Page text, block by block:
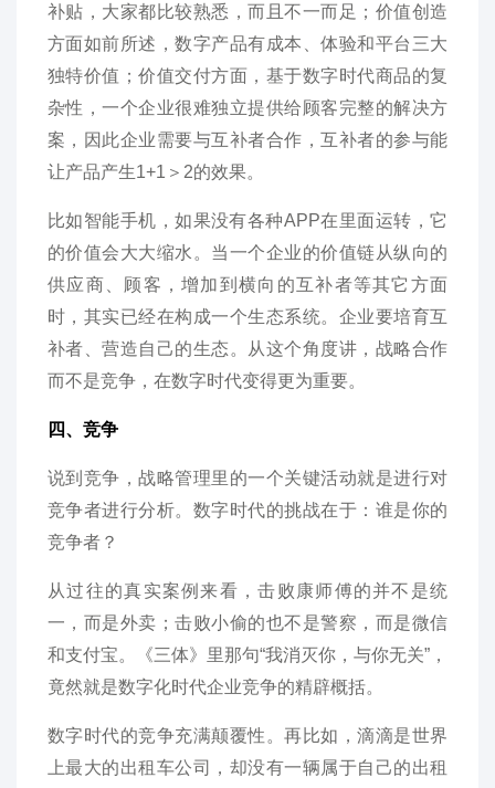
补贴，大家都比较熟悉，而且不一而足；价值创造
方面如前所述，数字产品有成本、体验和平台三大
独特价值；价值交付方面，基于数字时代商品的复
杂性，一个企业很难独立提供给顾客完整的解决方
案，因此企业需要与互补者合作，互补者的参与能
让产品产生1+1＞2的效果。
比如智能手机，如果没有各种APP在里面运转，它
的价值会大大缩水。当一个企业的价值链从纵向的
供应商、顾客，增加到横向的互补者等其它方面
时，其实已经在构成一个生态系统。企业要培育互
补者、营造自己的生态。从这个角度讲，战略合作
而不是竞争，在数字时代变得更为重要。
四、竞争
说到竞争，战略管理里的一个关键活动就是进行对
竞争者进行分析。数字时代的挑战在于：谁是你的
竞争者？
从过往的真实案例来看，击败康师傅的并不是统
一，而是外卖；击败小偷的也不是警察，而是微信
和支付宝。《三体》里那句“我消灭你，与你无关”，
竟然就是数字化时代企业竞争的精辟概括。
数字时代的竞争充满颠覆性。再比如，滴滴是世界
上最大的出租车公司，却没有一辆属于自己的出租